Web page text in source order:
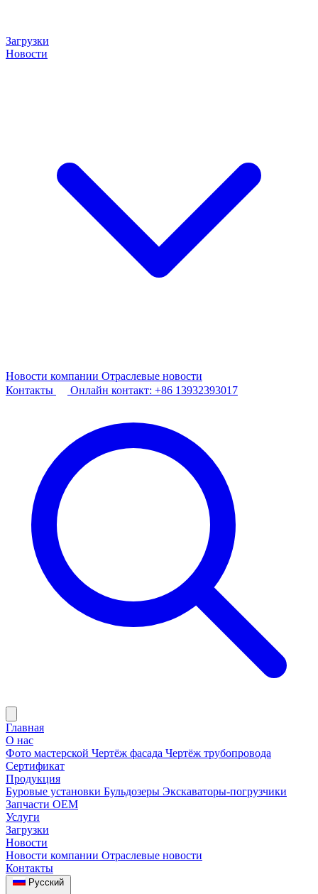
Загрузки
Новости
Новости компании Отраслевые новости
Контакты
Онлайн контакт: +86 13932393017
Главная
О нас
Фото мастерской Чертёж фасада Чертёж трубопровода
Сертификат
Продукция
Буровые установки Бульдозеры Экскаваторы-погрузчики
Запчасти OEM
Услуги
Загрузки
Новости
Новости компании Отраслевые новости
Контакты
Русский